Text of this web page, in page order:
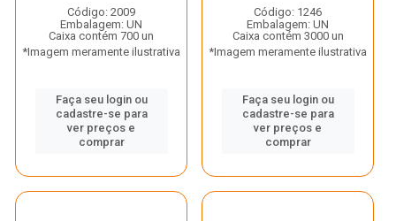
Código: 2009
Embalagem: UN
Caixa contém 700 un
*Imagem meramente ilustrativa
Faça seu login ou
cadastre-se para
ver preços e
comprar
Código: 1246
Embalagem: UN
Caixa contém 3000 un
*Imagem meramente ilustrativa
Faça seu login ou
cadastre-se para
ver preços e
comprar